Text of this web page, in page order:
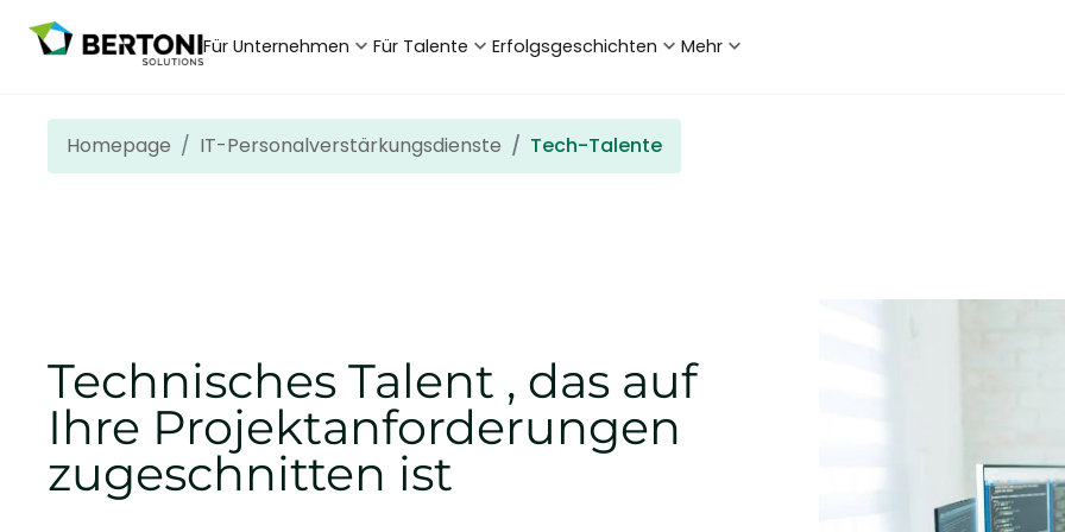
Für Unternehmen Für Talente Erfolgsgeschichten Mehr
Homepage IT-Personalverstärkungsdienste Tech-Talente
Technisches Talent , das auf
Ihre Projektanforderungen
zugeschnitten ist